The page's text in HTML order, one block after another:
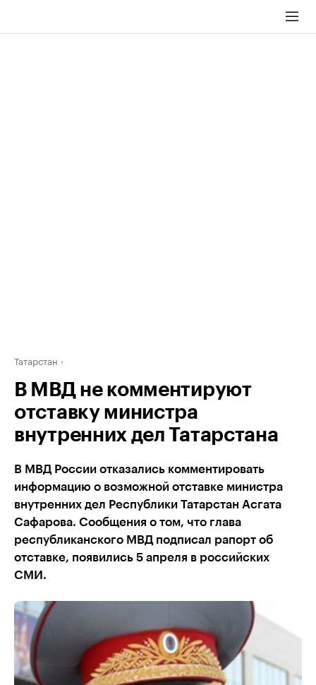
Татарстан
В МВД не комментируют
отставку министра
внутренних дел Татарстана
В МВД России отказались комментировать
информацию о возможной отставке министра
внутренних дел Республики Татарстан Асгата
Сафарова. Сообщения о том, что глава
республиканского МВД подписал рапорт об
отставке, появились 5 апреля в российских
СМИ.